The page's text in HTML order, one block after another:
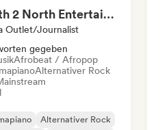
South 2 North Entertainment (S2N ENT)
Outlet/Journalist
gegeben
Afrobeat / Afropop
Alternativer Rock
Alternativer Rock